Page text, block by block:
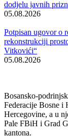
Obavijest
naknade u BPK